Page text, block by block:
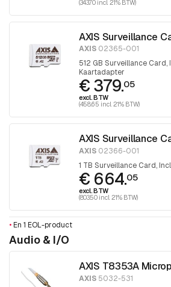
(343.70 incl. 21% BTW)
AXIS Surveillance
AXIS 02365-001
512 GB Surveillance Card,
Kaartadapter
€ 379.05
excl. BTW
(458.65 incl. 21% BTW)
AXIS Surveillance
AXIS 02366-001
1 TB Surveillance Card,
€ 664.05
excl. BTW
(803.50 incl. 21% BTW)
• En 1 EOL-product
Audio & I/O
AXIS T8353A
AXIS 5032-531